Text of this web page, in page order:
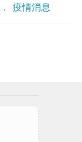
疫情消息